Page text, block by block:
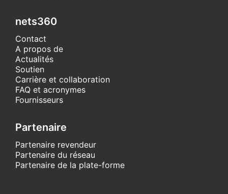
nets360
Contact
A propos de
Actualités
Soutien
Carrière et collaboration
FAQ et acronymes
Fournisseurs
Partenaire
Partenaire revendeur
Partenaire du réseau
Partenaire de la plate-forme